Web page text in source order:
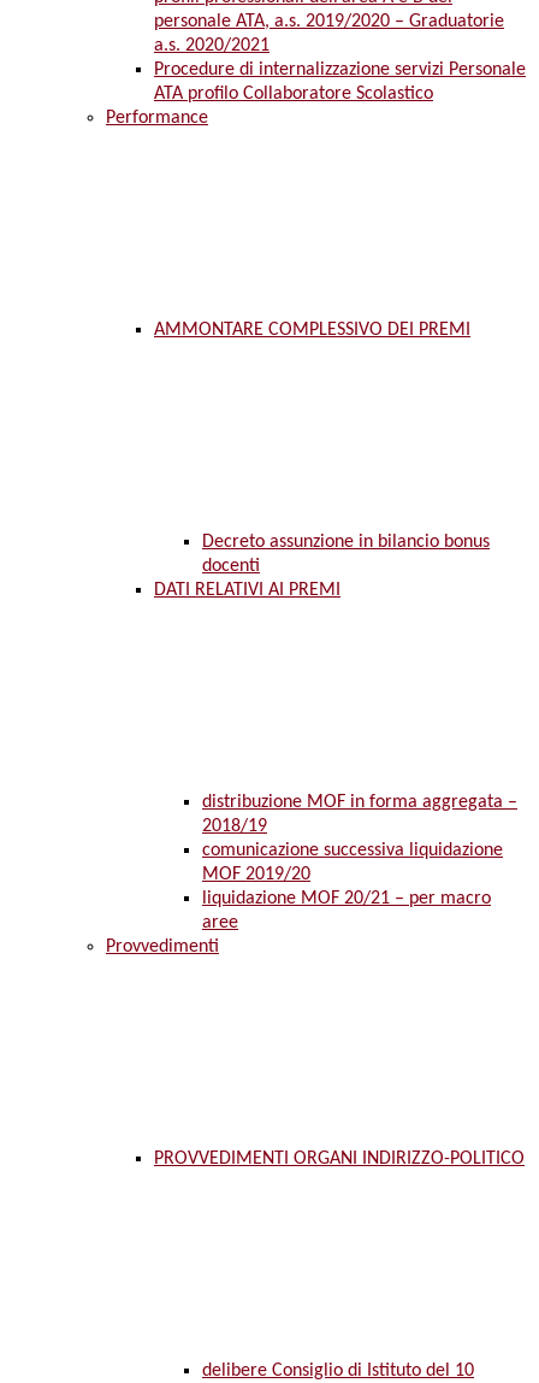
personale ATA, a.s. 2019/2020 – Graduatorie
a.s. 2020/2021
Procedure di internalizzazione servizi Personale
ATA profilo Collaboratore Scolastico
Performance
AMMONTARE COMPLESSIVO DEI PREMI
Decreto assunzione in bilancio bonus
docenti
DATI RELATIVI AI PREMI
distribuzione MOF in forma aggregata –
2018/19
comunicazione successiva liquidazione
MOF 2019/20
liquidazione MOF 20/21 – per macro
aree
Provvedimenti
PROVVEDIMENTI ORGANI INDIRIZZO-POLITICO
delibere Consiglio di Istituto del 10